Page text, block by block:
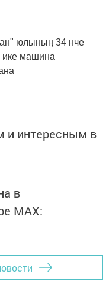
юлының 34 нче
ике машина
и интересным в
в
MАХ: